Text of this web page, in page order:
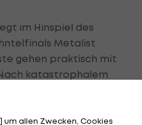
im Hinspiel des
Metalist
gehen praktisch mit
katastrophalem
die eklatanten
weitere Male vor der
um allen Zwecken, Cookies